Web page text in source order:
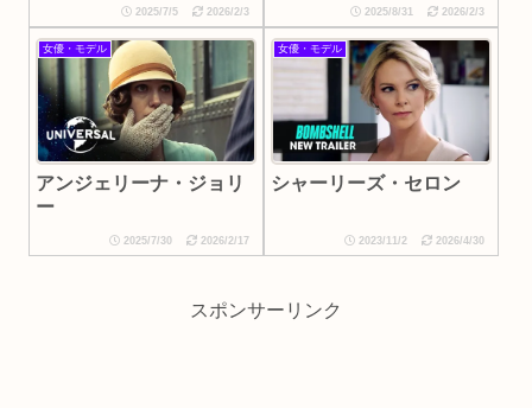
2025/7/5 2026/2/3 2025/8/31 2026/2/3
女優・モデル
アンジェリーナ・ジョリ
ー
2025/7/30 2026/2/17
女優・モデル
シャーリーズ・セロン
2023/11/2 2026/4/30
スポンサーリンク